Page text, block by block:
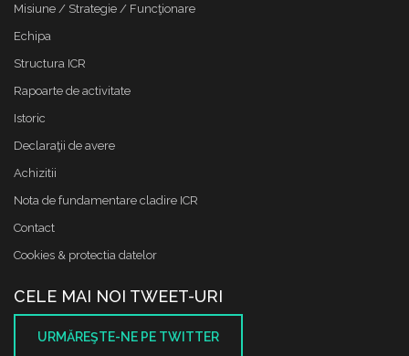
Misiune / Strategie / Funcţionare
Echipa
Structura ICR
Rapoarte de activitate
Istoric
Declaraţii de avere
Achizitii
Nota de fundamentare cladire ICR
Contact
Cookies & protectia datelor
CELE MAI NOI TWEET-URI
URMĂREŞTE-NE PE TWITTER